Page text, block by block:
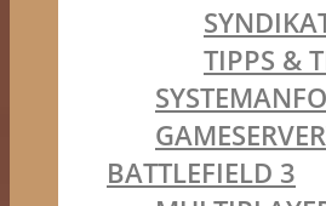
TIPPS &
BATTLEFIELD 3